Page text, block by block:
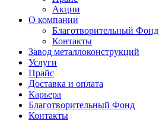
Акции
О компании
Благотворительный Фонд
Контакты
Завод металлоконструкций
Услуги
Прайс
Доставка и оплата
Карьера
Благотворительный Фонд
Контакты